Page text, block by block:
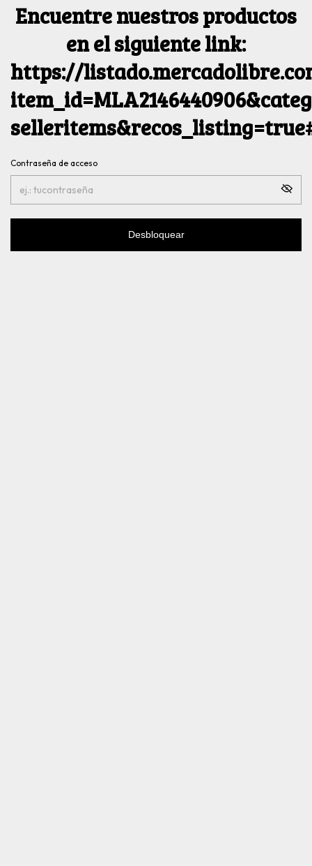
Encuentre nuestros productos
en el siguiente link:
https://
Contraseña de acceso
Desbloquear